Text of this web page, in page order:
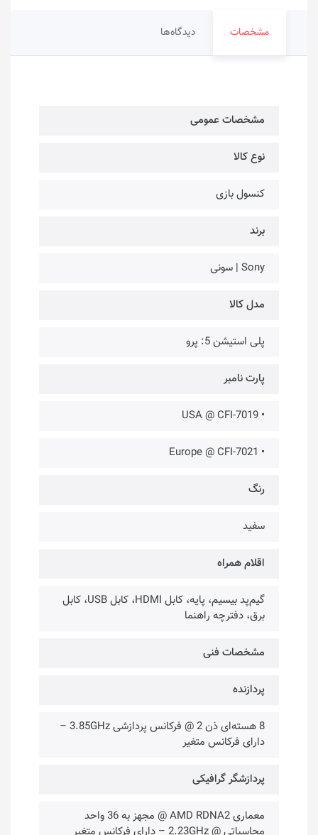
مشخصات دیدگاه‌ها
مشخصات عمومی
نوع کالا
کنسول بازی
برند
Sony | سونی
مدل کالا
پلی استیشن 5: پرو
پارت نامبر
• USA @ CFI-7019
• Europe @ CFI-7021
رنگ
سفید
اقلام همراه
گیم‌پد بیسیم، پایه، کابل HDMI، کابل USB، کابل
برق، دفترچه راهنما
مشخصات فنی
پردازنده
8 هسته‌ا‌ی ذن 2 @ فرکانس پردازشی 3.85GHz –
دارای فرکانس متغیر
پردازشگر گرافیکی
معماری AMD RDNA2 @ مجهز به 36 واحد